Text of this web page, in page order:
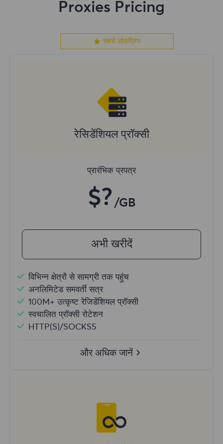
Proxies Pricing
सबसे लोकप्रिय
रेसिडेंशियल प्रॉक्सी
प्रारंभिक प्रपत्र
$? /GB
अभी खरीदें
विभिन्न क्षेत्रों से सामग्री तक पहुंच
अनलिमिटेड समवर्ती सत्र
100M+ उत्कृष्ट रेजिडेंशियल प्रॉक्सी
स्वचालित प्रॉक्सी रोटेशन
HTTP(S)/SOCKS5
और अधिक जानें